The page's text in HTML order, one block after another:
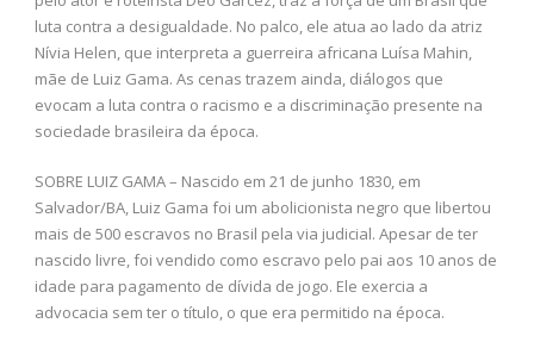
luta contra a desigualdade. No palco, ele atua ao lado da atriz
Nívia Helen, que interpreta a guerreira africana Luísa Mahin,
mãe de Luiz Gama. As cenas trazem ainda, diálogos que
evocam a luta contra o racismo e a discriminação presente na
sociedade brasileira da época.
SOBRE LUIZ GAMA – Nascido em 21 de junho 1830, em
Salvador/BA, Luiz Gama foi um abolicionista negro que libertou
mais de 500 escravos no Brasil pela via judicial. Apesar de ter
nascido livre, foi vendido como escravo pelo pai aos 10 anos de
idade para pagamento de dívida de jogo. Ele exercia a
advocacia sem ter o título, o que era permitido na época.